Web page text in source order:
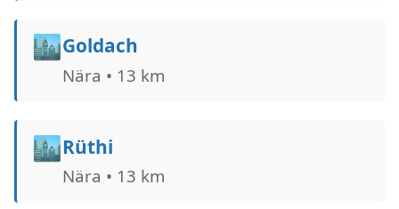
🏙️Goldach
Nära • 13 km
🏙️Rüthi
Nära • 13 km